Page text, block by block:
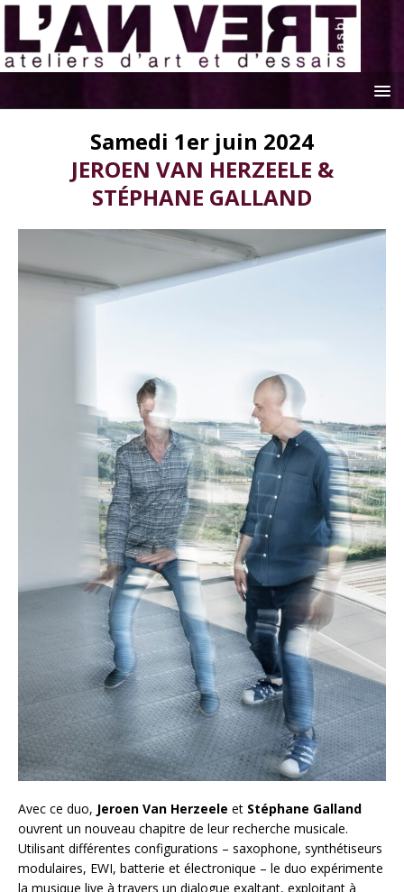
Samedi 1er juin 2024
JEROEN VAN HERZEELE &
STÉPHANE GALLAND
Avec ce duo, Jeroen Van Herzeele et Stéphane Galland
ouvrent un nouveau chapitre de leur recherche musicale.
Utilisant différentes configurations – saxophone, synthétiseurs
modulaires, EWI, batterie et électronique – le duo expérimente
la musique live à travers un dialogue exaltant, exploitant à